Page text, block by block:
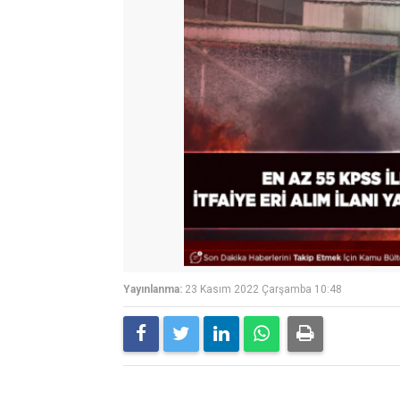
Yayınlanma: 23 Kasım 2022 Çarşamba 10:48